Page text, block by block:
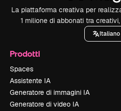
La piattaforma creativa per
1 milione di abbonati tra
Italiano
Prodotti
Spaces
Assistente IA
Generatore di immagini IA
Generatore di video IA